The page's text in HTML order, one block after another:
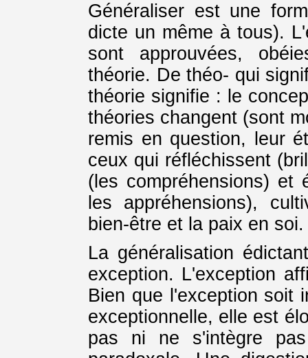
Généraliser est une
dicte un même à tous).
sont approuvées,
théorie. De théo- qui
théorie signifie : le
théories changent (sont
remis en question, leur
ceux qui réfléchissent
(les compréhensions) et
les appréhensions),
bien-être et la paix en soi.
La généralisation
exception. L'exception
Bien que l'exception soit
exceptionnelle, elle est
pas ni ne s'intègre